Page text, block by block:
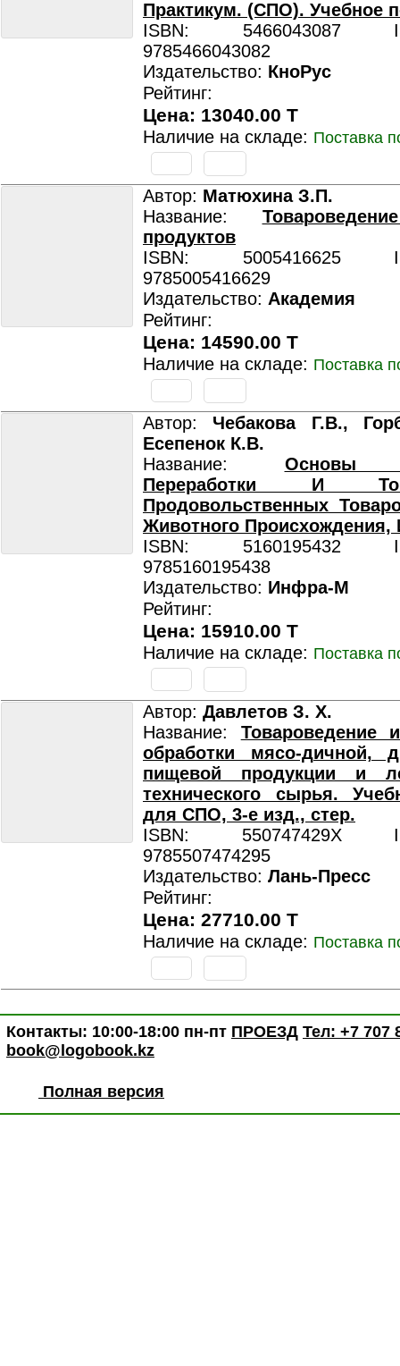
Практикум. (СПО). Учебное
ISBN: 5466043087
9785466043082
Издательство: КноРус
Рейтинг:
Цена: 13040.00 T
Наличие на складе: Поставка
Автор: Матюхина З.П.
Название:
продуктов
ISBN: 5005416625
9785005416629
Издательство: Академия
Рейтинг:
Цена: 14590.00 T
Наличие на складе: Поставка
Автор: Чебакова Г.В.,
Есепенок К.В.
Название: Основы
Переработки И
Продовольственных
Животного Происхождения,
ISBN: 5160195432
9785160195438
Издательство: Инфра-М
Рейтинг:
Цена: 15910.00 T
Наличие на складе: Поставка
Автор: Давлетов З. Х.
Название: Товароведение
обработки мясо-дичной,
пищевой продукции и
технического сырья.
для СПО, 3-е изд., стер.
ISBN: 550747429X
9785507474295
Издательство: Лань-Пресс
Рейтинг:
Цена: 27710.00 T
Наличие на складе: Поставка
Контакты: 10:00-18:00 пн-пт ПРОЕЗД Тел: +7 707
book@logobook.kz
Полная версия